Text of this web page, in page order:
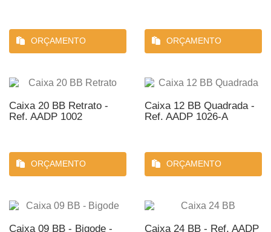
ORÇAMENTO ORÇAMENTO
Caixa 20 BB Retrato -
Ref. AADP 1002
ORÇAMENTO
Caixa 12 BB Quadrada -
Ref. AADP 1026-A
ORÇAMENTO
Caixa 09 BB - Bigode - Caixa 24 BB - Ref. AADP